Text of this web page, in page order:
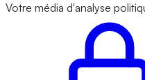
Votre média d'analyse